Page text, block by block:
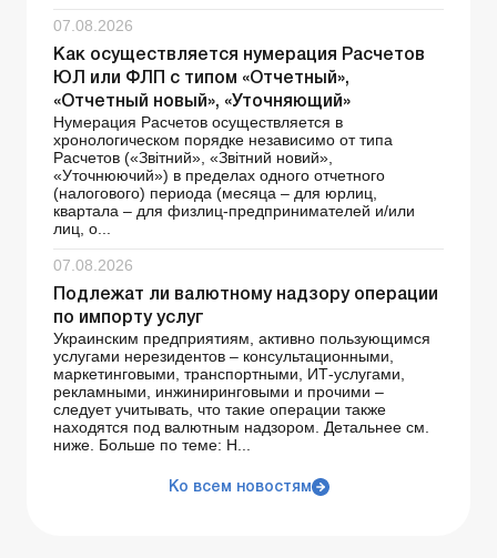
07.08.2026
Как осуществляется нумерация Расчетов
ЮЛ или ФЛП с типом «Отчетный»,
«Отчетный новый», «Уточняющий»
Нумерация Расчетов осуществляется в
хронологическом порядке независимо от типа
Расчетов («Звітний», «Звітний новий»,
«Уточнюючий») в пределах одного отчетного
(налогового) периода (месяца – для юрлиц,
квартала – для физлиц-предпринимателей и/или
лиц, о...
07.08.2026
Подлежат ли валютному надзору операции
по импорту услуг
Украинским предприятиям, активно пользующимся
услугами нерезидентов – консультационными,
маркетинговыми, транспортными, ИТ-услугами,
рекламными, инжиниринговыми и прочими –
следует учитывать, что такие операции также
находятся под валютным надзором. Детальнее см.
ниже. Больше по теме: Н...
Ко всем новостям